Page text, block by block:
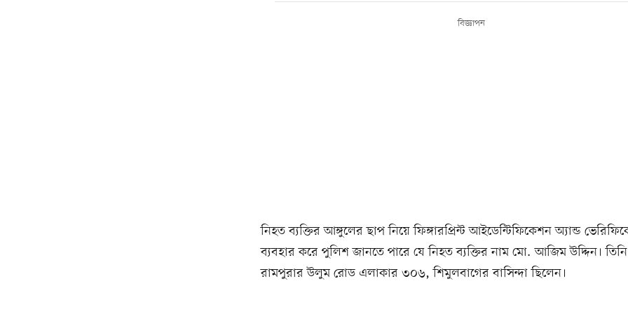
বিজ্ঞাপন
নিহত ব্যক্তির আঙ্গুলের ছাপ নিয়ে ফিঙ্গারপ্রিন্ট আইডেন্টিফিকেশন অ্যান্ড
ব্যবহার করে পুলিশ জানতে পারে যে নিহত ব্যক্তির নাম মো. আজিম উদ্দিন।
রামপুরার উলুম রোড এলাকার ৩০৬, শিমুলবাগের বাসিন্দা ছিলেন।